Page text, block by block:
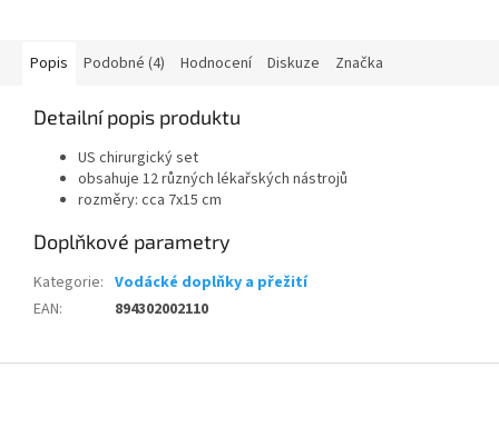
Popis Podobné (4) Hodnocení Diskuze Značka
Detailní popis produktu
US chirurgický set
obsahuje 12 různých lékařských nástrojů
rozměry: cca 7x15 cm
Doplňkové parametry
Kategorie: Vodácké doplňky a přežití
EAN: 894302002110